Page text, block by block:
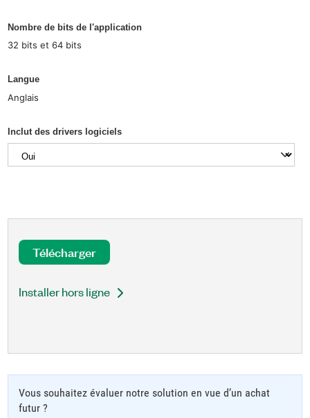
Nombre de bits de l'application
32 bits et 64 bits
Langue
Anglais
Inclut des drivers logiciels
Télécharger
Installer hors ligne
Vous souhaitez évaluer notre solution en vue d’un achat
futur ?